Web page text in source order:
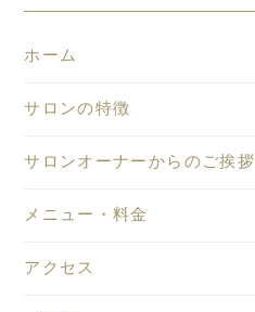
ホーム
サロンの特徴
サロンオーナーからのご挨拶
メニュー・料金
アクセス